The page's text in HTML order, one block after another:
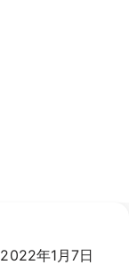
2022年1月7日